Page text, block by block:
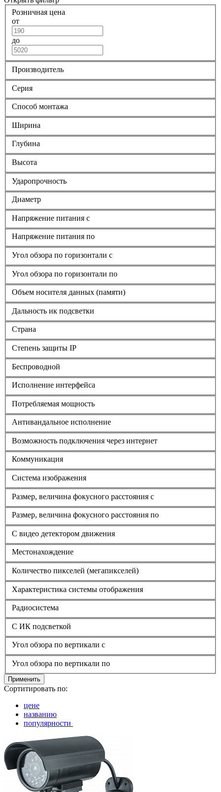
Розничная цена
от
до
Производитель
Серия
Способ монтажа
Ширина
Глубина
Высота
Ударопрочность
Диаметр
Напряжение питания с
Напряжение питания по
Угол обзора по горизонтали с
Угол обзора по горизонтали по
Объем носителя данных (памяти)
Дальность ик подсветки
Страна
Степень защиты IP
Беспроводной
Исполнение интерфейса
Потребляемая мощность
Антивандальное исполнение
Возможность подключения через интернет
Коммуникация
Система изображения
Размер, величина фокусного расстояния с
Размер, величина фокусного расстояния по
С видео детектором движения
Местонахождение
Количество пикселей (мегапикселей)
Характеристика системы отображения
Радиосистема
С ИК подсветкой
Угол обзора по вертикали с
Угол обзора по вертикали по
Применить
Сортитировать по:
цене
названию
популярности